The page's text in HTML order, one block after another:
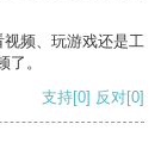
频、玩游戏还是工
。
支持[0] 反对[0]